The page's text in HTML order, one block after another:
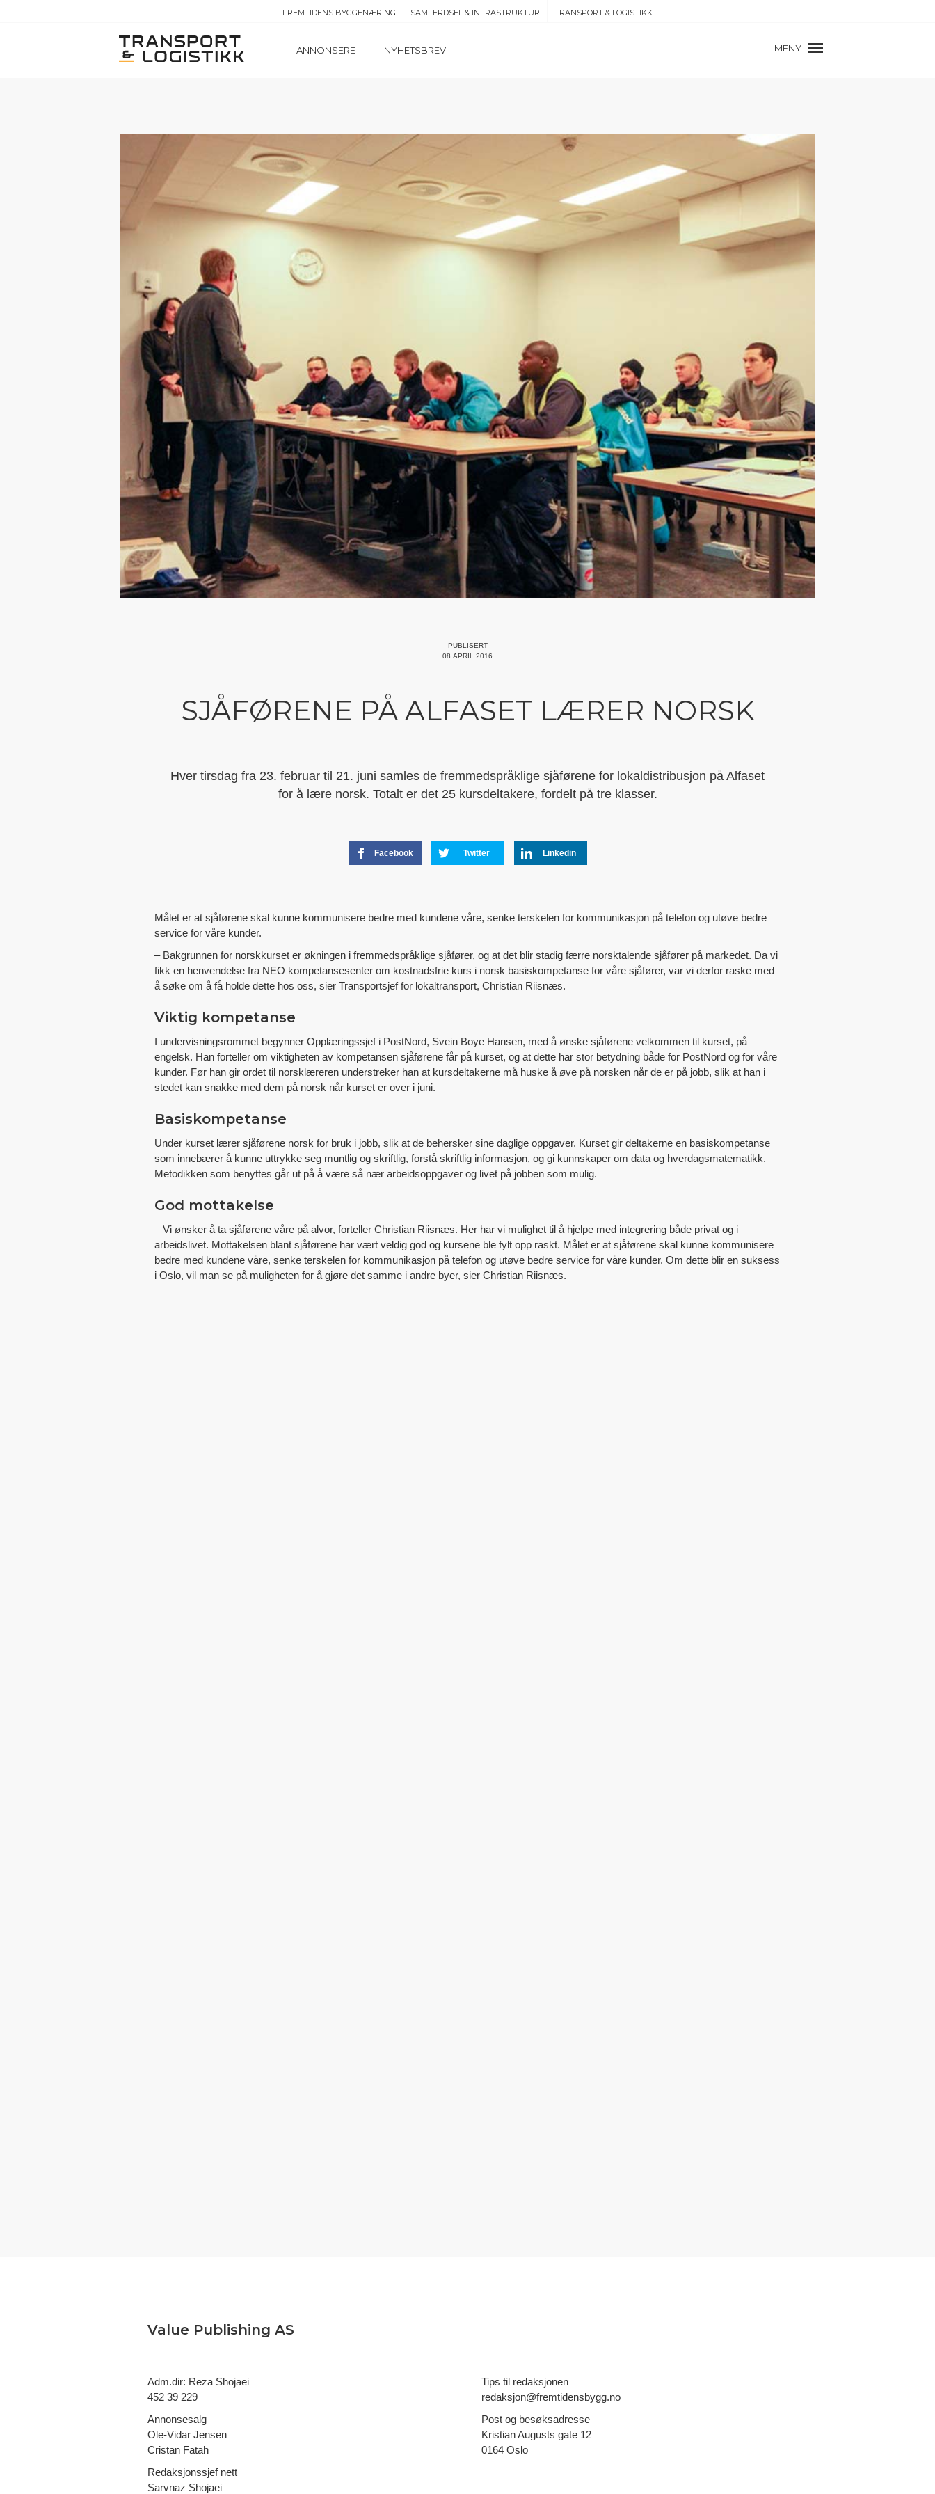
FREMTIDENS BYGGENÆRING SAMFERDSEL & INFRASTRUKTUR TRANSPORT & LOGISTIKK
ANNONSERE NYHETSBREV MENY
PUBLISERT
08.APRIL.2016
SJÅFØRENE PÅ ALFASET LÆRER NORSK
Hver tirsdag fra 23. februar til 21. juni samles de fremmedspråklige sjåførene for lokaldistribusjon på Alfaset
for å lære norsk. Totalt er det 25 kursdeltakere, fordelt på tre klasser.
Facebook Twitter Linkedin
Målet er at sjåførene skal kunne kommunisere bedre med kundene våre, senke terskelen for kommunikasjon på telefon og utøve bedre
service for våre kunder.
– Bakgrunnen for norskkurset er økningen i fremmedspråklige sjåfører, og at det blir stadig færre norsktalende sjåfører på markedet. Da vi
fikk en henvendelse fra NEO kompetansesenter om kostnadsfrie kurs i norsk basiskompetanse for våre sjåfører, var vi derfor raske med
å søke om å få holde dette hos oss, sier Transportsjef for lokaltransport, Christian Riisnæs.
Viktig kompetanse
I undervisningsrommet begynner Opplæringssjef i PostNord, Svein Boye Hansen, med å ønske sjåførene velkommen til kurset, på
engelsk. Han forteller om viktigheten av kompetansen sjåførene får på kurset, og at dette har stor betydning både for PostNord og for våre
kunder. Før han gir ordet til norsklæreren understreker han at kursdeltakerne må huske å øve på norsken når de er på jobb, slik at han i
stedet kan snakke med dem på norsk når kurset er over i juni.
Basiskompetanse
Under kurset lærer sjåførene norsk for bruk i jobb, slik at de behersker sine daglige oppgaver. Kurset gir deltakerne en basiskompetanse
som innebærer å kunne uttrykke seg muntlig og skriftlig, forstå skriftlig informasjon, og gi kunnskaper om data og hverdagsmatematikk.
Metodikken som benyttes går ut på å være så nær arbeidsoppgaver og livet på jobben som mulig.
God mottakelse
– Vi ønsker å ta sjåførene våre på alvor, forteller Christian Riisnæs. Her har vi mulighet til å hjelpe med integrering både privat og i
arbeidslivet. Mottakelsen blant sjåførene har vært veldig god og kursene ble fylt opp raskt. Målet er at sjåførene skal kunne kommunisere
bedre med kundene våre, senke terskelen for kommunikasjon på telefon og utøve bedre service for våre kunder. Om dette blir en suksess
i Oslo, vil man se på muligheten for å gjøre det samme i andre byer, sier Christian Riisnæs.
Value Publishing AS
Adm.dir: Reza Shojaei
452 39 229
Annonsesalg
Ole-Vidar Jensen
Cristan Fatah
Redaksjonssjef nett
Sarvnaz Shojaei
Tips til redaksjonen
redaksjon@fremtidensbygg.no
Post og besøksadresse
Kristian Augusts gate 12
0164 Oslo